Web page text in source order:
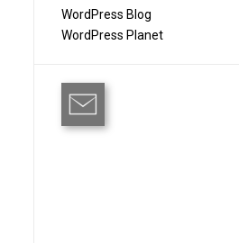
WordPress Blog
WordPress Planet